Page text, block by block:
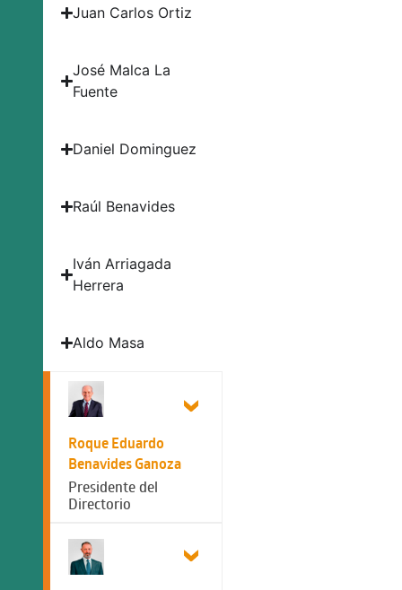
Juan Carlos Ortiz
José Malca La
Fuente
Daniel Dominguez
Raúl Benavides
Iván Arriagada
Herrera
Aldo Masa
Roque Eduardo
Benavides Ganoza
Presidente del
Directorio